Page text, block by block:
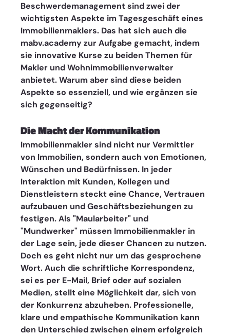
Beschwerdemanagement sind zwei der
wichtigsten Aspekte im Tagesgeschäft eines
Immobilienmaklers. Das hat sich auch die
mabv.academy zur Aufgabe gemacht, indem
sie innovative Kurse zu beiden Themen für
Makler und Wohnimmobilienverwalter
anbietet. Warum aber sind diese beiden
Aspekte so essenziell, und wie ergänzen sie
sich gegenseitig?
Die Macht der Kommunikation
Immobilienmakler sind nicht nur Vermittler
von Immobilien, sondern auch von Emotionen,
Wünschen und Bedürfnissen. In jeder
Interaktion mit Kunden, Kollegen und
Dienstleistern steckt eine Chance, Vertrauen
aufzubauen und Geschäftsbeziehungen zu
festigen. Als "Maularbeiter" und
"Mundwerker" müssen Immobilienmakler in
der Lage sein, jede dieser Chancen zu nutzen.
Doch es geht nicht nur um das gesprochene
Wort. Auch die schriftliche Korrespondenz,
sei es per E-Mail, Brief oder auf sozialen
Medien, stellt eine Möglichkeit dar, sich von
der Konkurrenz abzuheben. Professionelle,
klare und empathische Kommunikation kann
den Unterschied zwischen einem erfolgreich